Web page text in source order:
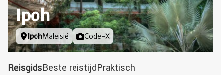
Ipoh
Locatie
IpohMaleisië Foto door
Code-X
ReisgidsBeste reistijdPraktisch